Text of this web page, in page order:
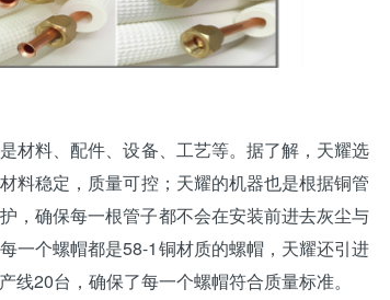
材料、配件、设备、工艺等。据了解，天耀选
料稳定，质量可控；天耀的机器也是根据铜管
，确保每一根管子都不会在安装前进去灰尘与
一个螺帽都是58-1铜材质的螺帽，天耀还引进
20台，确保了每一个螺帽符合质量标准。